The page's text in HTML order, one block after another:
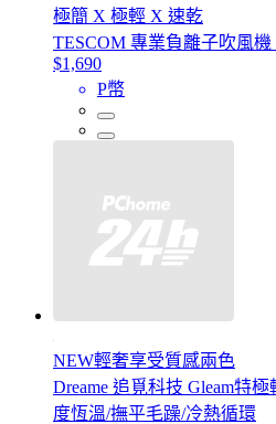
極簡 X 極輕 X 速乾
TESCOM 專業負離子吹風
$1,690
P幣
NEW輕奢享受質感兩色
Dreame 追覓科技 Gleam特
度恆溫/撫平毛躁/冷熱循環